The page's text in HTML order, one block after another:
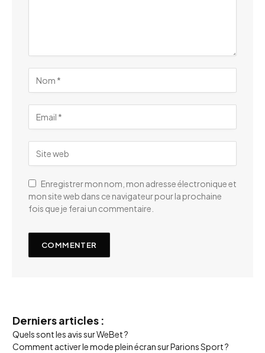
Enregistrer mon nom, mon adresse électronique et
mon site web dans ce navigateur pour la prochaine
fois que je ferai un commentaire.
Derniers articles :
Quels sont les avis sur WeBet ?
Comment activer le mode plein écran sur Parions Sport ?